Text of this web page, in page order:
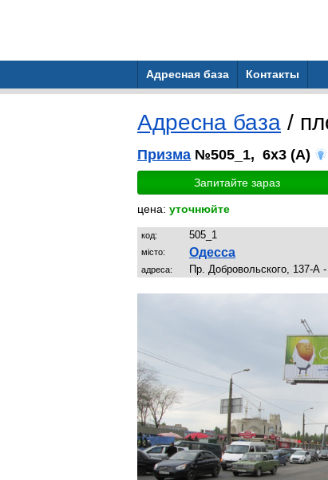
Адресная база Контакты
Адресна база /
Призма №505_1, 6x3 (A)
Запитайте зараз
цена: уточнюйте
код: 505_1
місто: Одесса
адреса: Пр. Добровольского, 137-А